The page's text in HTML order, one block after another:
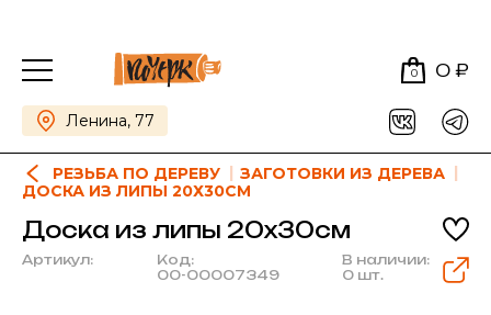
0 0 ₽
Ленина, 77
РЕЗЬБА ПО ДЕРЕВУ
ЗАГОТОВКИ ИЗ ДЕРЕВА
ДОСКА ИЗ ЛИПЫ 20Х30СМ
Доска из липы 20х30см
Артикул:
Код:
00-00007349
В наличии:
0 шт.